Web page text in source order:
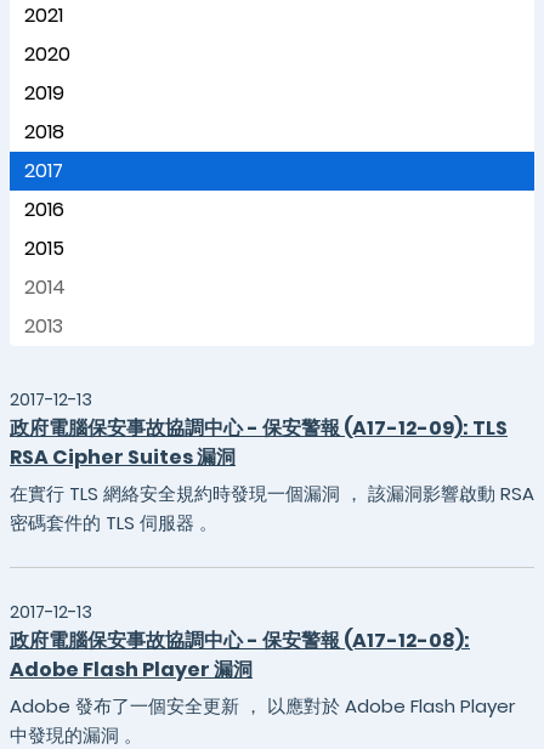
2021
2020
2019
2018
2017
2016
2015
2014
2013
2017-12-13
政府電腦保安事故協調中心 - 保安警報 (A17-12-09): TLS
RSA Cipher Suites 漏洞
在實行 TLS 網絡安全規約時發現一個漏洞 ， 該漏洞影響啟動 RSA
密碼套件的 TLS 伺服器 。
2017-12-13
政府電腦保安事故協調中心 - 保安警報 (A17-12-08):
Adobe Flash Player 漏洞
Adobe 發布了一個安全更新 ， 以應對於 Adobe Flash Player
中發現的漏洞 。